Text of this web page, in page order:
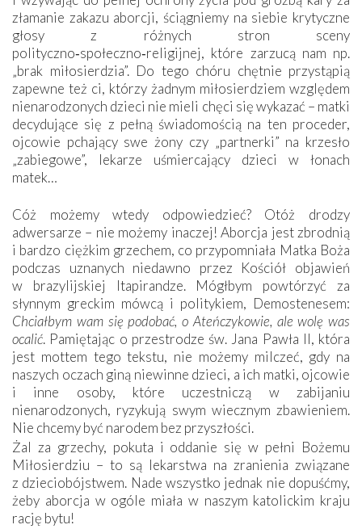
złamanie zakazu aborcji, ściągniemy na siebie krytyczne
głosy z różnych stron sceny
polityczno‑społeczno‑religijnej, które zarzucą nam np.
„brak miłosierdzia”. Do tego chóru chętnie przystąpią
zapewne też ci, którzy żadnym miłosierdziem względem
nienarodzonych dzieci nie mieli chęci się wykazać – matki
decydujące się z pełną świadomością na ten proceder,
ojcowie pchający swe żony czy „partnerki” na krzesło
„zabiegowe”, lekarze uśmiercający dzieci w łonach
matek…
Cóż możemy wtedy odpowiedzieć? Otóż drodzy
adwersarze – nie możemy inaczej! Aborcja jest zbrodnią
i bardzo ciężkim grzechem, co przypomniała Matka Boża
podczas uznanych niedawno przez Kościół objawień
w brazylijskiej Itapirandze. Mógłbym powtórzyć za
słynnym greckim mówcą i politykiem, Demostenesem:
Chciałbym wam się podobać, o Ateńczykowie, ale wolę was
ocalić. Pamiętając o przestrodze św. Jana Pawła II, która
jest mottem tego tekstu, nie możemy milczeć, gdy na
naszych oczach giną niewinne dzieci, a ich matki, ojcowie
i inne osoby, które uczestniczą w zabijaniu
nienarodzonych, ryzykują swym wiecznym zbawieniem.
Nie chcemy być narodem bez przyszłości.
Żal za grzechy, pokuta i oddanie się w pełni Bożemu
Miłosierdziu – to są lekarstwa na zranienia związane
z dzieciobójstwem. Nade wszystko jednak nie dopuśćmy,
żeby aborcja w ogóle miała w naszym katolickim kraju
rację bytu!